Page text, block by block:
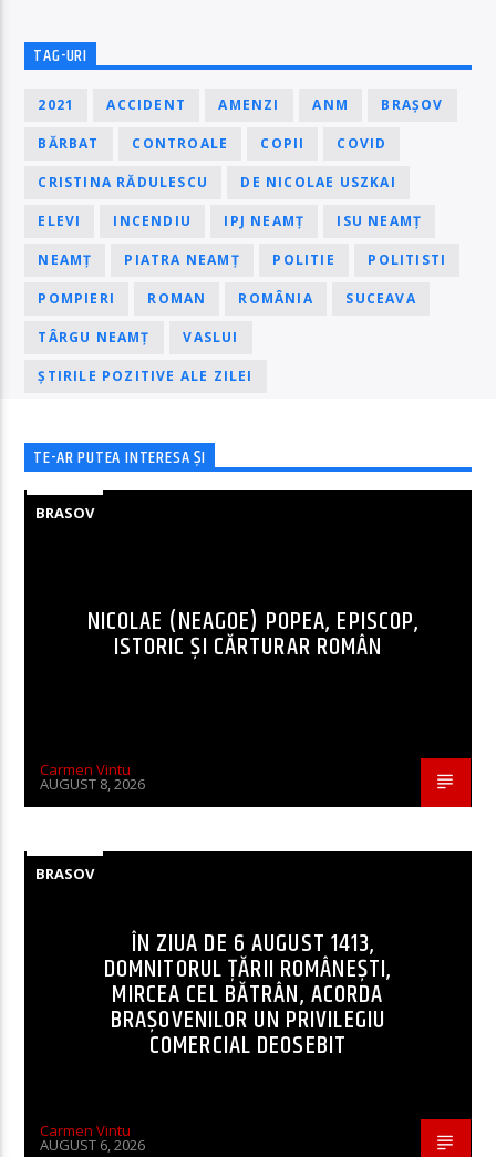
TAG-URI
2021 ACCIDENT AMENZI ANM BRAȘOV
BĂRBAT CONTROALE COPII COVID
CRISTINA RĂDULESCU DE NICOLAE USZKAI
ELEVI INCENDIU IPJ NEAMȚ ISU NEAMȚ
NEAMȚ PIATRA NEAMȚ POLITIE POLITISTI
POMPIERI ROMAN ROMÂNIA SUCEAVA
TÂRGU NEAMȚ VASLUI
ȘTIRILE POZITIVE ALE ZILEI
TE-AR PUTEA INTERESA ȘI
BRASOV
NICOLAE (NEAGOE) POPEA, EPISCOP,
ISTORIC ȘI CĂRTURAR ROMÂN
Carmen Vintu
AUGUST 8, 2026
BRASOV
ÎN ZIUA DE 6 AUGUST 1413,
DOMNITORUL ȚĂRII ROMÂNEȘTI,
MIRCEA CEL BĂTRÂN, ACORDA
BRAȘOVENILOR UN PRIVILEGIU
COMERCIAL DEOSEBIT
Carmen Vintu
AUGUST 6, 2026